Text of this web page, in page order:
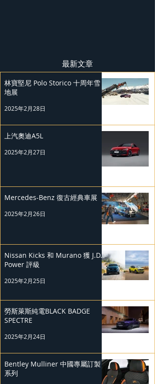
最新文章
林寶堅尼 Polo Storico 十周年雪
地展
2025年2月28日
上汽奧迪A5L
2025年2月27日
Mercedes-Benz 復古經典車展
2025年2月26日
Nissan Kicks 和 Murano 獲 J.D.
Power 評級
2025年2月25日
勞斯萊斯純電BLACK BADGE
SPECTRE
2025年2月24日
Bentley Mulliner 中國專屬訂製
系列